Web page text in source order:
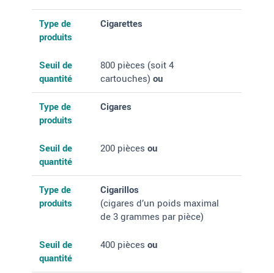
Type de
produits
Cigarettes
Seuil de
quantité
800 pièces (soit 4
cartouches)ou
Type de
produits
Cigares
Seuil de
quantité
200 piècesou
Type de
produits
Cigarillos
(cigares d’un poids maximal
de 3 grammes par pièce)
Seuil de
quantité
400 piècesou